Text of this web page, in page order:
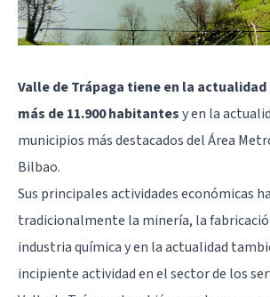
Valle de Trápaga tiene en la
más de 11.900 habitantesy en la
municipios más destacados del Área
Bilbao.
Sus principales actividades económicas
tradicionalmente la minería, la
industria química y en la actualidad
incipiente actividad en el sector de los